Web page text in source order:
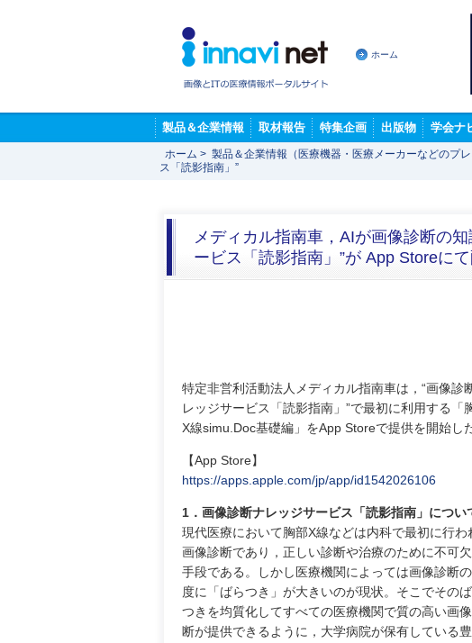
ホーム
製品＆企業情報 取材報告 特集企画 出版物 学会ナ
ホーム > 製品＆企業情報（医療機器・医療メーカーなどのプレ
ス「読影指南」”
メディカル指南車，AIが画像診断の
ービス「読影指南」”が App Storeに
特定非営利活動法人メディカル指南車は，“画像診
レッジサービス「読影指南」”で最初に利用する「
X線simu.Doc基礎編」をApp Storeで提供を開始した
【App Store】
https://apps.apple.com/jp/app/id1542026106
1．画像診断ナレッジサービス「読影指南」につい
現代医療において胸部X線などは内科で最初に行わ
画像診断であり，正しい診断や治療のために不可
手段である。しかし医療機関によっては画像診断
度に「ばらつき」が大きいのが現状。そこでその
つきを均質化してすべての医療機関で質の高い画
断が提供できるように，大学病院が保有している